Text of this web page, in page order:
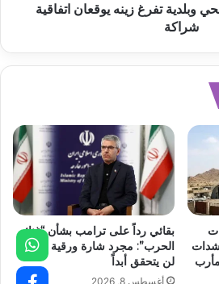
وبلدية تفرغ زينه يوقعان اتفاقية
شراكة
بقائي رداً على ترامب بشأن “غنائم
الحرب”: مجرد شارة ورقية لنصر
لن يتحقق أبداً
أغسطس 8, 2026